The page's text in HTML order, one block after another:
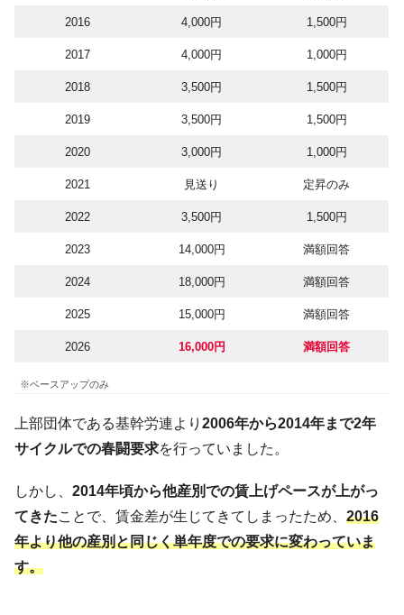
2016 4,000円 1,500円
2017 4,000円 1,000円
2018 3,500円 1,500円
2019 3,500円 1,500円
2020 3,000円 1,000円
2021 見送り 定昇のみ
2022 3,500円 1,500円
2023 14,000円 満額回答
2024 18,000円 満額回答
2025 15,000円 満額回答
2026 16,000円 満額回答
※ベースアップのみ
上部団体である基幹労連より 2006年から2014年まで2年
サイクルでの春闘要求を行っていました。
しかし、 2014年頃から他産別での賃上げペースが上がっ
てきたことで、賃金差が生じてきてしまったため、 2016
年より他の産別と同じく単年度での要求に変わっていま
す。